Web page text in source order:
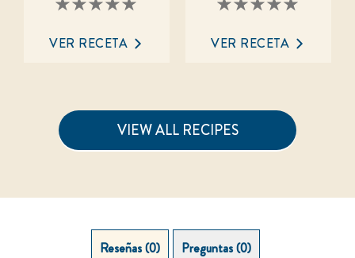
No
enviado
calificaciones
VER RECETA
No
enviado
calificaciones
VER RECETA
VIEW ALL RECIPES
Reseñas (0) Preguntas (0)